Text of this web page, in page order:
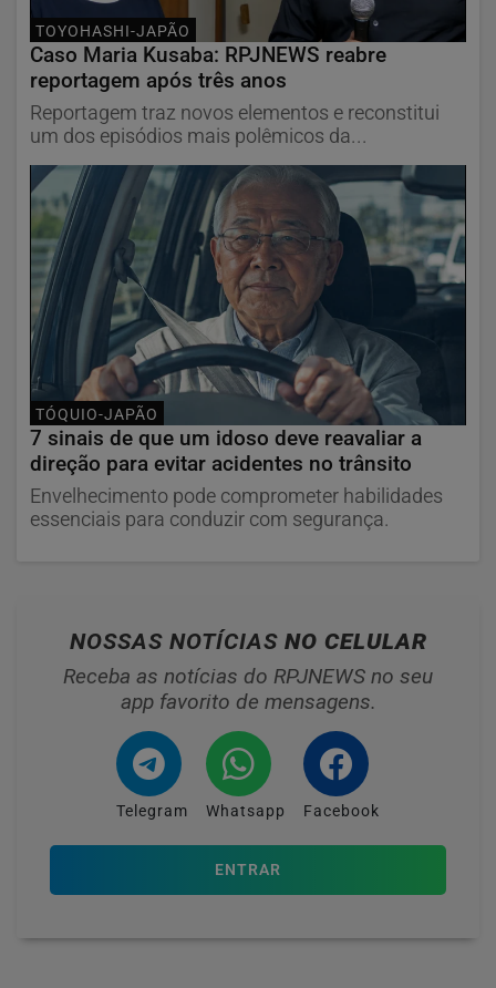
TOYOHASHI-JAPÃO
Caso Maria Kusaba: RPJNEWS reabre
reportagem após três anos
Reportagem traz novos elementos e reconstitui
um dos episódios mais polêmicos da...
TÓQUIO-JAPÃO
7 sinais de que um idoso deve reavaliar a
direção para evitar acidentes no trânsito
Envelhecimento pode comprometer habilidades
essenciais para conduzir com segurança.
NOSSAS NOTÍCIAS NO CELULAR
Receba as notícias do RPJNEWS no seu
app favorito de mensagens.
Telegram Whatsapp Facebook
ENTRAR